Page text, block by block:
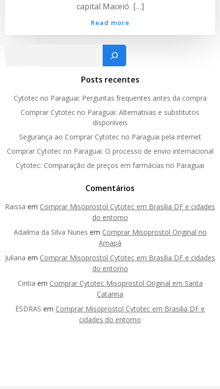
capital Maceió […]
Read more
Pesquisar
Posts recentes
Cytotec no Paraguai: Perguntas frequentes antes da compra
Comprar Cytotec no Paraguai: Alternativas e substitutos
disponíveis
Segurança ao Comprar Cytotec no Paraguai pela internet
Comprar Cytotec no Paraguai: O processo de envio internacional
Cytotec: Comparação de preços em farmácias no Paraguai
Comentários
Raissa em Comprar Misoprostol Cytotec em Brasilia DF e cidades
do entorno
Adailma da Silva Nunes em Comprar Misoprostol Original no
Amapá
Juliana em Comprar Misoprostol Cytotec em Brasilia DF e cidades
do entorno
Cintia em Comprar Cytotec Misoprostol Original em Santa
Catarina
ESDRAS em Comprar Misoprostol Cytotec em Brasilia DF e
cidades do entorno